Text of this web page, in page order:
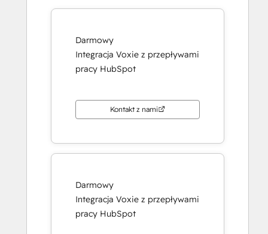
Darmowy
Integracja Voxie z przepływami
pracy HubSpot
Kontakt z nami
Darmowy
Integracja Voxie z przepływami
pracy HubSpot